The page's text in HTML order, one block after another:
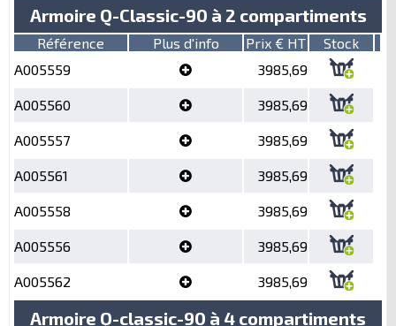
Armoire Q-Classic-90 à 2 compartiments
Référence Plus d'info Prix € HT
Stock
A005559
3985,69
A005560 3985,69
A005557 3985,69
A005561 3985,69
A005558 3985,69
A005556 3985,69
A005562 3985,69
Armoire Q-classic-90 à 4 compartiments